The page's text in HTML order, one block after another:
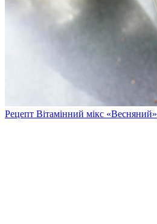
Рецепт Вітамінний мікс «Весняний»